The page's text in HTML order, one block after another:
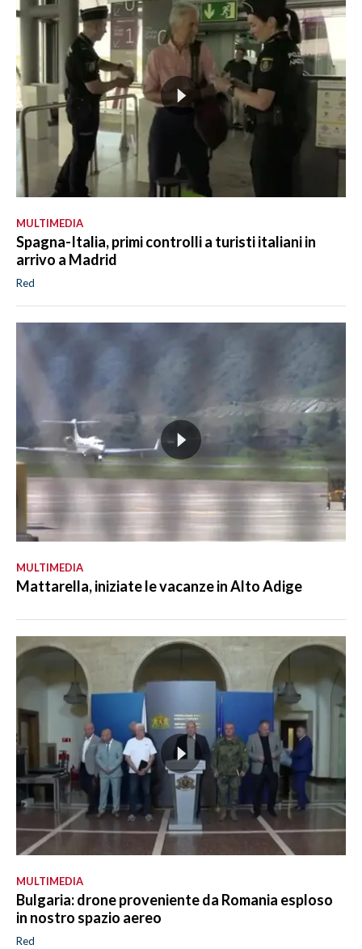
MULTIMEDIA
Spagna-Italia, primi controlli a turisti italiani in
arrivo a Madrid
Red
MULTIMEDIA
Mattarella, iniziate le vacanze in Alto Adige
MULTIMEDIA
Bulgaria: drone proveniente da Romania esploso
in nostro spazio aereo
Red